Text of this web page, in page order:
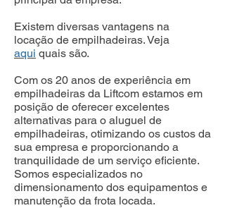
Existem diversas vantagens na
locação de empilhadeiras. Veja
aqui quais são.
Com os 20 anos de experiência em
empilhadeiras da Liftcom estamos em
posição de oferecer excelentes
alternativas para o aluguel de
empilhadeiras, otimizando os custos da
sua empresa e proporcionando a
tranquilidade de um serviço eficiente.
Somos especializados no
dimensionamento dos equipamentos e
manutenção da frota locada.